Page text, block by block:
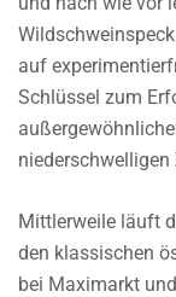
auf
Schlüssel zum
Mittlerweile läuft
den klassischen
bei Maximarkt